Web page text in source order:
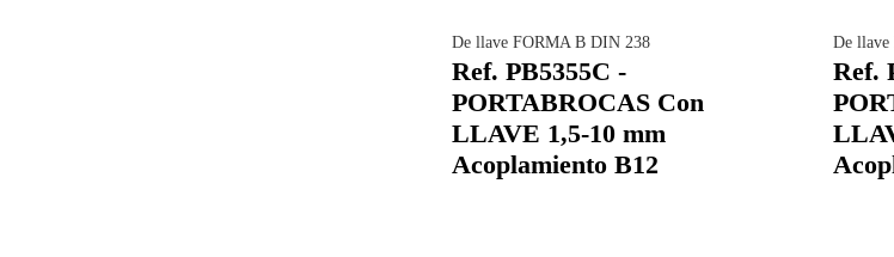
De llave FORMA B DIN 238
Ref. PB5355C -
PORTABROCAS Con
LLAVE 1,5-10 mm
Acoplamiento B12
De
Ref.